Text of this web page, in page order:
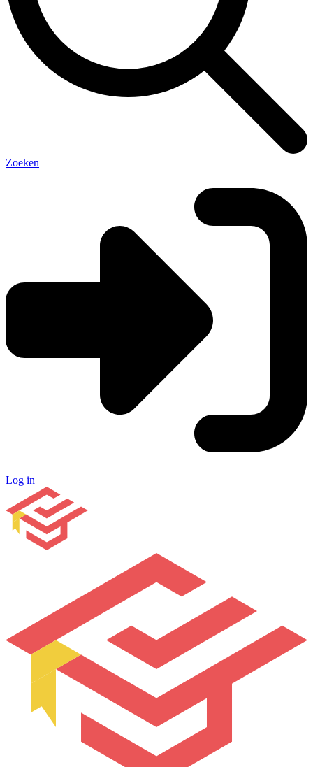
Zoeken
Log in